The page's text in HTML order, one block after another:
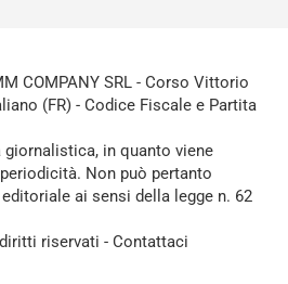
COMPANY SRL - Corso Vittorio
(FR) - Codice Fiscale e Partita
in quanto viene
Non può pertanto
ai sensi della legge n. 62
riservati - Contattaci